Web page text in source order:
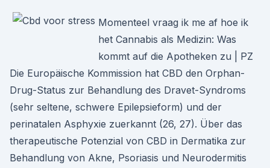
Momenteel vraag ik me af hoe ik
het Cannabis als Medizin: Was
kommt auf die Apotheken zu | PZ
Die Europäische ­Kommission hat CBD den Orphan-
Drug-­Status zur Behandlung des Dravet-Syndroms
(sehr seltene, schwere Epilepsieform) und der
perinatalen ­Asphyxie zuerkannt (26, 27). Über das
therapeutische Potenzial von CBD in Dermatika zur
Behandlung von Akne, Psoriasis und Neuro­dermitis